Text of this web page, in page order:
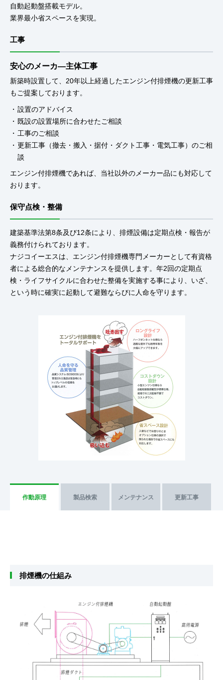
自動起動盤搭載モデル。
業界最小省スペースを実現。
工事
安心のメーカ―主体工事
新築時設置して、20年以上経過したエンジン付排煙機の更新工事
もご提案しております。
設置のアドバイス
既設の設置場所に合わせたご相談
工事のご相談
更新工事（撤去・搬入・据付・ダクト工事・電気工事）のご相
談
エンジン付排煙機であれば、当社以外のメーカー品にも対応して
おります。
保守点検・整備
建築基準法第8条及び12条により、排煙設備は定期点検・報告が
義務付けられております。
ナジコイーエスは、エンジン付排煙機専門メーカーとして有資格
者による総合的なメンテナンスを提供します。年2回の定期点
検・ライフサイクルに合わせた整備を実施する事により、いざ、
という時に確実に起動して避難ならびに人命を守ります。
作動原理 製品検索 メンテナンス 更新工事
排煙機の仕組み